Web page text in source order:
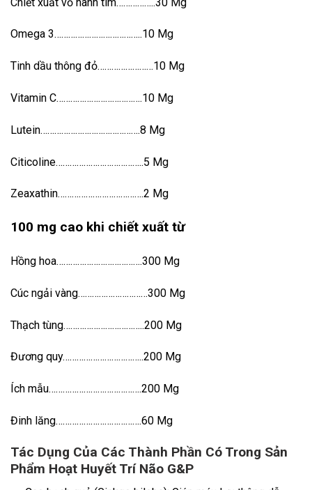
Omega 3………………………………..10 Mg
Tinh dầu thông đỏ……………………10 Mg
Vitamin C……………………………….10 Mg
Lutein…………………………………….8 Mg
Citicoline………………………………..5 Mg
Zeaxathin……………………………….2 Mg
100 mg cao khi chiết xuất từ
Hồng hoa……………………………….300 Mg
Cúc ngải vàng…………………………300 Mg
Thạch tùng……………………………..200 Mg
Đương quy……………………………..200 Mg
Ích mẫu………………………………….200 Mg
Đinh lăng……………………………….60 Mg
Tác Dụng Của Các Thành Phần Có Trong Sản
Phẩm Hoạt Huyết Trí Não G&P